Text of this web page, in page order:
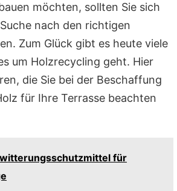
möchten, sollten Sie sich
nach den richtigen
Zum Glück gibt es heute viele
um Holzrecycling geht. Hier
die Sie bei der Beschaffung
für Ihre Terrasse beachten
für